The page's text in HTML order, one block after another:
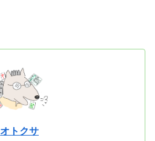
オトクサ